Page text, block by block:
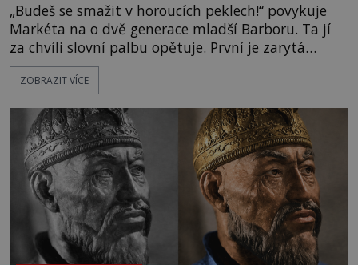
„Budeš se smažit v horoucích peklech!“ povykuje
Markéta na o dvě generace mladší Barboru. Ta jí
za chvíli slovní palbu opětuje. První je zarytá
katolička, druhá přesvědčená kališnice. A každá z
nich se usídlí na jedné z věží slavného hradu
mezi vůdce protihusitského boje. Za manželku má
skutečně jistou
ZOBRAZIT VÍCE